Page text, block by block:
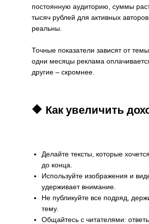
постоянную аудиторию, суммы
тысяч рублей для активных
реальны.
Точные показатели зависят от
одни месяцы реклама
другие – скромнее.
🔶 Как увеличить
Делайте тексты, которые
до конца.
Используйте изображения и
удерживает внимание.
Не публикуйте все подряд,
тему.
Общайтесь с читателями: